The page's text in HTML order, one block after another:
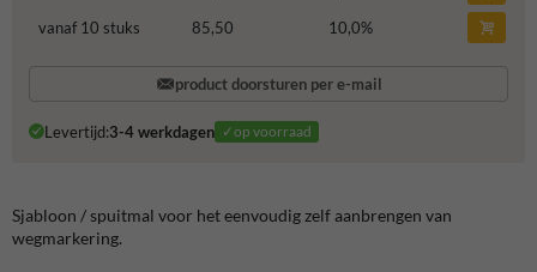
vanaf 10 stuks
85,50 10,0%
product doorsturen per e-mail
Levertijd:3-4 werkdagen ✓op voorraad
Sjabloon / spuitmal voor het eenvoudig zelf aanbrengen van
wegmarkering.